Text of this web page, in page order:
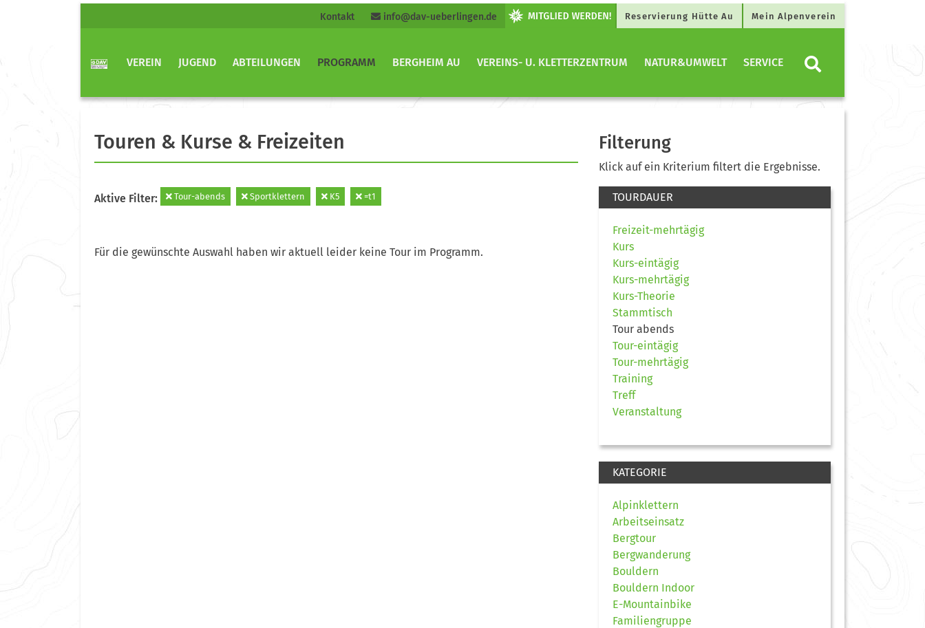
Kontakt info@dav-ueberlingen.de Reservierung Hütte Au Mein Alpenverein
VEREIN JUGEND ABTEILUNGEN PROGRAMM BERGHEIM AU VEREINS- U. KLETTERZENTRUM NATUR&UMWELT SERVICE
Touren & Kurse & Freizeiten
Aktive Filter: Tour-abends Sportklettern K5 =t1
Für die gewünschte Auswahl haben wir aktuell leider keine Tour im Programm.
Filterung
Klick auf ein Kriterium filtert die Ergebnisse.
TOURDAUER
Freizeit-mehrtägig
Kurs
Kurs-eintägig
Kurs-mehrtägig
Kurs-Theorie
Stammtisch
Tour abends
Tour-eintägig
Tour-mehrtägig
Training
Treff
Veranstaltung
KATEGORIE
Alpinklettern
Arbeitseinsatz
Bergtour
Bergwanderung
Bouldern
Bouldern Indoor
E-Mountainbike
Familiengruppe